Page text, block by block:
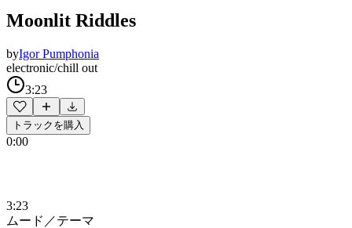
Moonlit Riddles
byIgor Pumphonia
electronic/chill out
3:23
トラックを購入
0:00
3:23
ムード／テーマ